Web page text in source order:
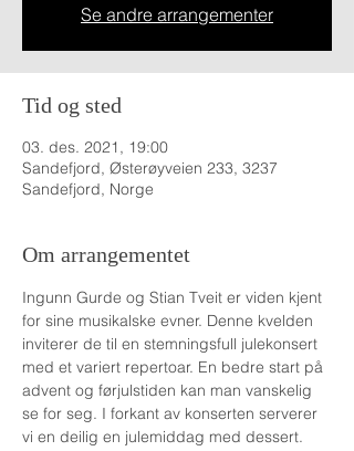
Se andre arrangementer
Tid og sted
03. des. 2021, 19:00
Sandefjord, Østerøyveien 233, 3237
Sandefjord, Norge
Om arrangementet
Ingunn Gurde og Stian Tveit er viden kjent
for sine musikalske evner. Denne kvelden
inviterer de til en stemningsfull julekonsert
med et variert repertoar. En bedre start på
advent og førjulstiden kan man vanskelig
se for seg. I forkant av konserten serverer
vi en deilig en julemiddag med dessert.